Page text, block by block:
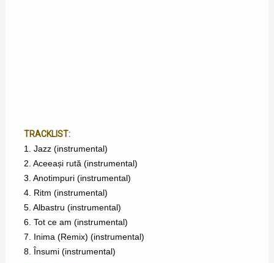
TRACKLIST:
1. Jazz (instrumental)
2. Aceeași rută (instrumental)
3. Anotimpuri (instrumental)
4. Ritm (instrumental)
5. Albastru (instrumental)
6. Tot ce am (instrumental)
7. Inima (Remix) (instrumental)
8. Însumi (instrumental)